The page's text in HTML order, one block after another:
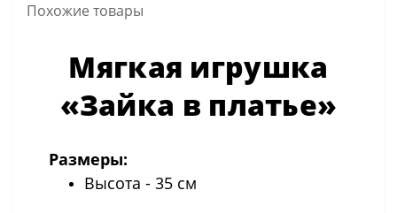
Похожие товары
Мягкая игрушка
«Зайка в платье»
Размеры:
Высота - 35 см